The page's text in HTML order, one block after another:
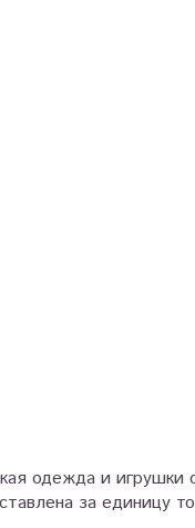
одежда и игрушки
за единицу